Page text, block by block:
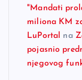
"Mandati
miliona KM
LuPortal na
pojasnio
njegovog